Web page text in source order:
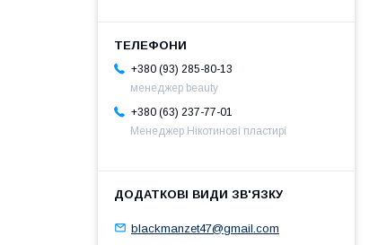
+380 (93) 285-80-13
менеджер beauty
+380 (63) 237-77-01
Менеджер Нікотинові пластирі
blackmanzet47@gmail.com